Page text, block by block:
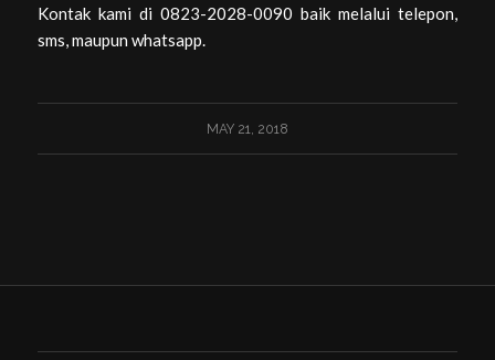
Kontak kami di 0823-2028-0090 baik melalui telepon,
sms, maupun whatsapp.
MAY 21, 2018